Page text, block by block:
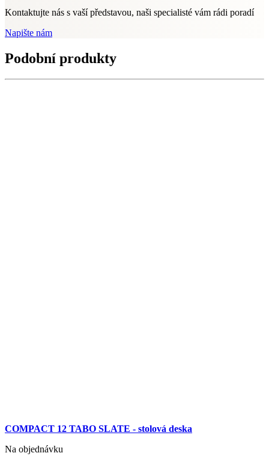
Kontaktujte nás s vaší představou, naši specialisté vám rádi poradí
Napište nám
Podobní produkty
COMPACT 12 TABO SLATE - stolová deska
Na objednávku